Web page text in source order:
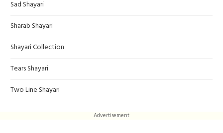
Sad Shayari
Sharab Shayari
Shayari Collection
Tears Shayari
Two Line Shayari
Advertisement